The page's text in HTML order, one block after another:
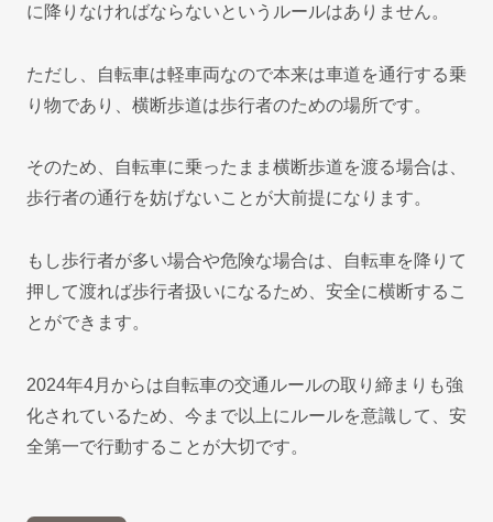
に降りなければならないというルールはありません。
ただし、自転車は軽車両なので本来は車道を通行する乗
り物であり、横断歩道は歩行者のための場所です。
そのため、自転車に乗ったまま横断歩道を渡る場合は、
歩行者の通行を妨げないことが大前提になります。
もし歩行者が多い場合や危険な場合は、自転車を降りて
押して渡れば歩行者扱いになるため、安全に横断するこ
とができます。
2024年4月からは自転車の交通ルールの取り締まりも強
化されているため、今まで以上にルールを意識して、安
全第一で行動することが大切です。